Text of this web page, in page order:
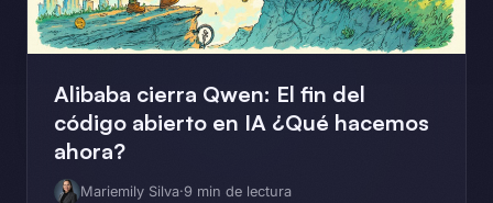
Alibaba cierra Qwen: El fin del
código abierto en IA ¿Qué hacemos
ahora?
Mariemily Silva·9 min de lectura